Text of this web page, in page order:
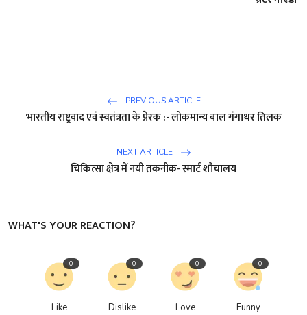
PREVIOUS ARTICLE
भारतीय राष्ट्रवाद एवं स्वतंत्रता के प्रेरक :- लोकमान्य बाल गंगाधर तिलक
NEXT ARTICLE
चिकित्सा क्षेत्र में नयी तकनीक- स्मार्ट शौचालय
WHAT'S YOUR REACTION?
Like
0
Dislike
0
Love
0
Funny
0